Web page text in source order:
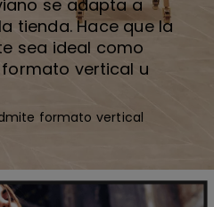
se adapta a
tienda. Hace que la
sea ideal como
vertical u
formato vertical